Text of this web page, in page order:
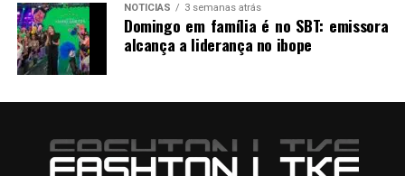
NOTICIAS 3 semanas atrás
Domingo em família é no SBT: emissora
alcança a liderança no ibope